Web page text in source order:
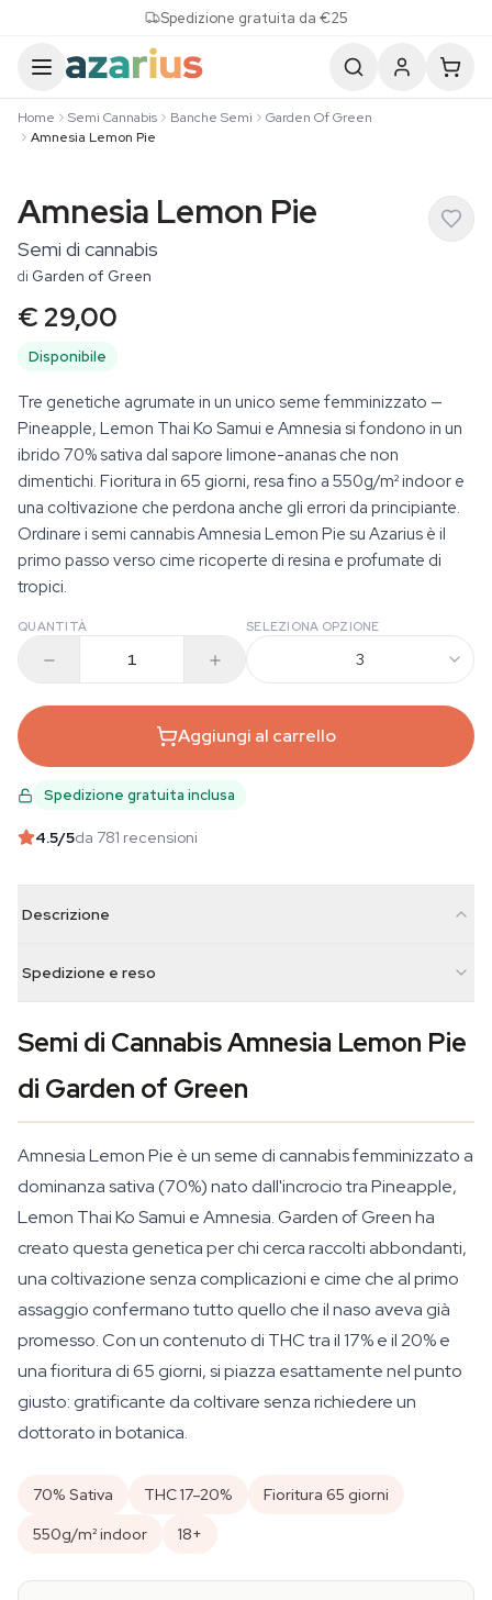
Spedizione gratuita da €25
Home Semi Cannabis Banche Semi
Garden Of Green
Amnesia Lemon Pie
Amnesia Lemon Pie
Semi di cannabis
di Garden of Green
€ 29,00
Disponibile
Tre genetiche agrumate in un unico seme femminizzato —
Pineapple, Lemon Thai Ko Samui e Amnesia si fondono in un
ibrido 70% sativa dal sapore limone-ananas che non
dimentichi. Fioritura in 65 giorni, resa fino a 550g/m² indoor e
una coltivazione che perdona anche gli errori da principiante.
Ordinare i semi cannabis Amnesia Lemon Pie su Azarius è il
primo passo verso cime ricoperte di resina e profumate di
tropici.
QUANTITÀ SELEZIONA OPZIONE
3
Aggiungi al carrello
Spedizione gratuita inclusa
4.5/5da 781 recensioni
Descrizione
Spedizione e reso
Semi di Cannabis Amnesia Lemon Pie
di Garden of Green
Amnesia Lemon Pie è un seme di cannabis femminizzato a
dominanza sativa (70%) nato dall'incrocio tra Pineapple,
Lemon Thai Ko Samui e Amnesia. Garden of Green ha
creato questa genetica per chi cerca raccolti abbondanti,
una coltivazione senza complicazioni e cime che al primo
assaggio confermano tutto quello che il naso aveva già
promesso. Con un contenuto di THC tra il 17% e il 20% e
una fioritura di 65 giorni, si piazza esattamente nel punto
giusto: gratificante da coltivare senza richiedere un
dottorato in botanica.
70% Sativa THC 17–20%
Fioritura 65 giorni
550g/m² indoor
18+